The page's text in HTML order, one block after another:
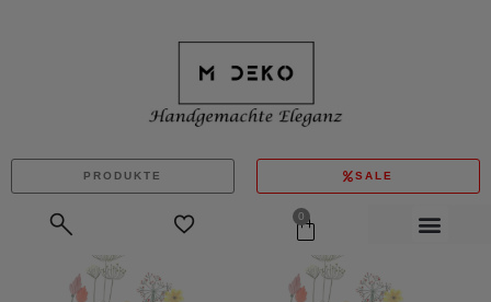
PRODUKTE SALE
0